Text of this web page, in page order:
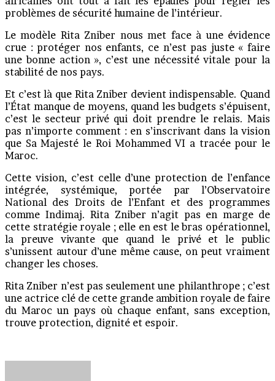
problèmes de sécurité humaine de l’intérieur.
Le modèle Rita Zniber nous met face à une évidence
crue : protéger nos enfants, ce n’est pas juste « faire
une bonne action », c’est une nécessité vitale pour la
stabilité de nos pays.
Et c’est là que Rita Zniber devient indispensable. Quand
l’État manque de moyens, quand les budgets s’épuisent,
c’est le secteur privé qui doit prendre le relais. Mais
pas n’importe comment : en s’inscrivant dans la vision
que Sa Majesté le Roi Mohammed VI a tracée pour le
Maroc.
Cette vision, c’est celle d’une protection de l’enfance
intégrée, systémique, portée par l’Observatoire
National des Droits de l’Enfant et des programmes
comme Indimaj. Rita Zniber n’agit pas en marge de
cette stratégie royale ; elle en est le bras opérationnel,
la preuve vivante que quand le privé et le public
s’unissent autour d’une même cause, on peut vraiment
changer les choses.
Rita Zniber n’est pas seulement une philanthrope ; c’est
une actrice clé de cette grande ambition royale de faire
du Maroc un pays où chaque enfant, sans exception,
trouve protection, dignité et espoir.